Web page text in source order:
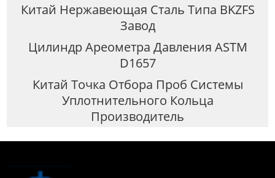
Китай Нержавеющая Сталь Типа BKZFS
Завод
Цилиндр Ареометра Давления ASTM
D1657
Китай Точка Отбора Проб Системы
Уплотнительного Кольца
Производитель